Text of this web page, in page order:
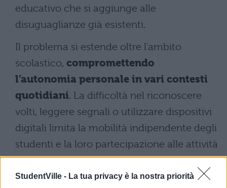
StudentVille - La tua privacy è la nostra priorità
educativo che si aggiunge alle
disuguaglianze già esistenti.
Il problema si estende oltre l’ambito
scolastico, compromettendo
l’autonomia personale in vari contesti
quotidiani. La difficoltà nel riconoscere
volti, leggere segnali o utilizzare dispositivi
digitali limita la mobilità indipendente degli
studenti e la loro partecipazione alle attività
sociali.